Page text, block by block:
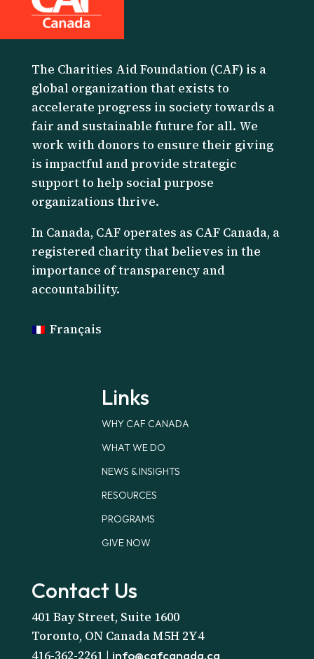
The Charities Aid Foundation (CAF) is a
global organization that exists to
accelerate progress in society towards a
fair and sustainable future for all. We
work with donors to ensure their giving
is impactful and provide strategic
support to help social purpose
organizations thrive.
In Canada, CAF operates as CAF Canada, a
registered charity that believes in the
importance of transparency and
accountability.
Français
Links
WHY CAF CANADA
WHAT WE DO
NEWS & INSIGHTS
RESOURCES
PROGRAMS
GIVE NOW
Contact Us
401 Bay Street, Suite 1600
Toronto, ON Canada M5H 2Y4
416-362-2261 | info@cafcanada.ca